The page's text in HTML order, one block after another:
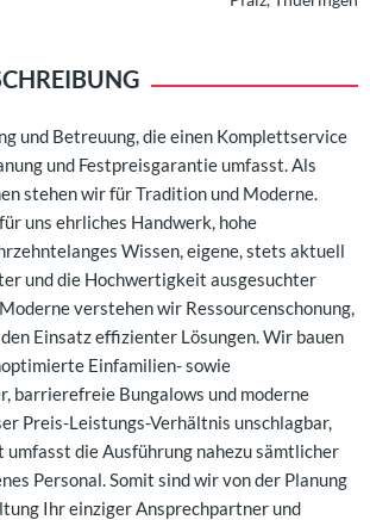
und Betreuung, die einen Komplettservice
und Festpreisgarantie umfasst. Als
stehen wir für Tradition und Moderne.
uns ehrliches Handwerk, hohe
Wissen, eigene, stets aktuell
und die Hochwertigkeit ausgesuchter
verstehen wir Ressourcenschonung,
Einsatz effizienter Lösungen. Wir bauen
Einfamilien- sowie
barrierefreie Bungalows und moderne
Preis-Leistungs-Verhältnis unschlagbar,
umfasst die Ausführung nahezu sämtlicher
Personal. Somit sind wir von der Planung
Ihr einziger Ansprechpartner und